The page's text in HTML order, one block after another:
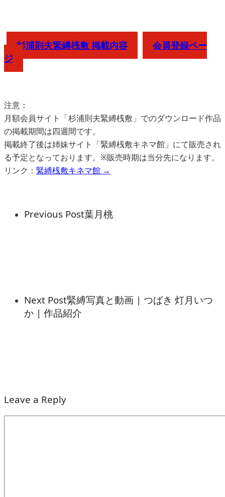
杉浦則夫緊縛桟敷 掲載内容
会員登録ペー
ジ
注意：
月額会員サイト「杉浦則夫緊縛桟敷」でのダウンロード作品
の掲載期間は四週間です。
掲載終了後は姉妹サイト「緊縛桟敷キネマ館」にて販売され
る予定となっております。※販売時期は当分先になります。
リンク： 緊縛桟敷キネマ館 →
Previous Post葉月桃
Next Post緊縛写真と動画 | つばき 灯月いつ
か | 作品紹介
Leave a Reply